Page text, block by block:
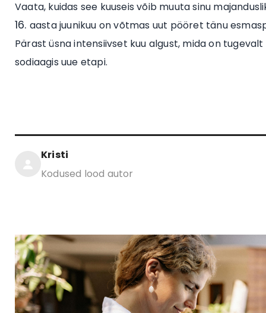
Vaata, kuidas see kuuseis võib muuta sinu
aasta juunikuu on võtmas uut pööret tänu
Pärast üsna intensiivset kuu algust, mida on
sodiaagis uue etapi.
Kristi
Kodused lood autor